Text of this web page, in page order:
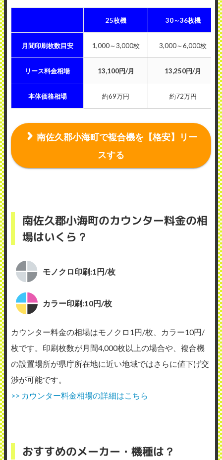
25枚機 30～36枚機
月間印刷枚数目安 1,000～3,000枚 3,000～6,000枚
リース料金相場 13,100円/月 13,250円/月
本体価格相場 約69万円 約72万円
南佐久郡小海町で複合機を【格安】リー
スする
南佐久郡小海町のカウンター料金の相
場はいくら？
モノクロ印刷:1円/枚
カラー印刷:10円/枚
カウンター料金の相場はモノクロ1円/枚、カラー10円/
枚です。印刷枚数が月間4,000枚以上の場合や、複合機
の設置場所が県庁所在地に近い地域ではさらに値下げ交
渉が可能です。
>> カウンター料金相場の詳細はこちら
おすすめのメーカー・機種は？